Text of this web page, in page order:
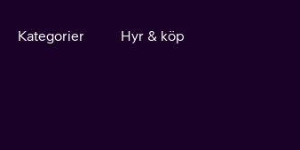
Kategorier Hyr & köp